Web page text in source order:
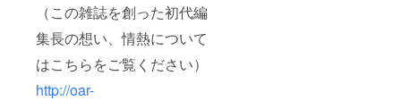
（この雑誌を創った初代編
集長の想い、情熱について
はこちらをご覧ください）
http://oar-